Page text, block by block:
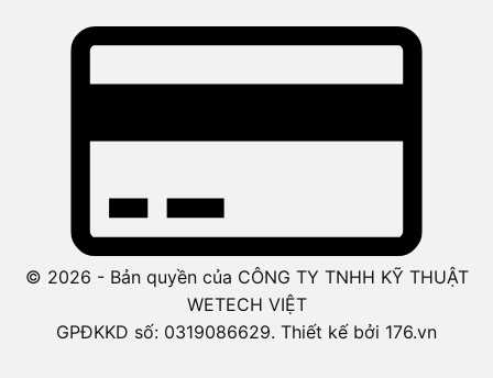
© 2026 - Bản quyền của CÔNG TY TNHH KỸ THUẬT
WETECH VIỆT
GPĐKKD số: 0319086629. Thiết kế bởi 176.vn